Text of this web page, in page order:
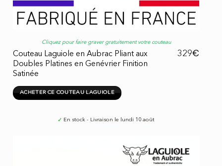
Cliquez pour faire graver gratuitement votre couteau
Couteau Laguiole en Aubrac Pliant aux
Doubles Platines en Genévrier Finition
Satinée
329€
ACHETER CE COUTEAU LAGUIOLE
✓ En stock - Livraison le lundi 10 août